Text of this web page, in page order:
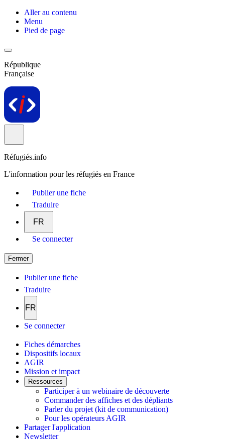
Aller au contenu
Menu
Pied de page
République
Française
Réfugiés.info
L'information pour les réfugiés en France
Publier une fiche
Traduire
FR
Se connecter
Fermer
Publier une fiche
Traduire
FR
Se connecter
Fiches démarches
Dispositifs locaux
AGIR
Mission et impact
Ressources
Participer à un webinaire de découverte
Commander des affiches et des dépliants
Parler du projet (kit de communication)
Pour les opérateurs AGIR
Partager l'application
Newsletter